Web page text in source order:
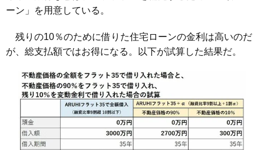
ーン」を用意している。
残りの10％のために借りた住宅ローンの金利は高いのだ
が、総支払額ではお得になる。以下が試算した結果だ。